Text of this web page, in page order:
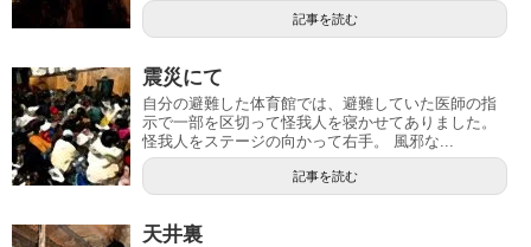
記事を読む
震災にて
自分の避難した体育館では、避難していた医師の指
示で一部を区切って怪我人を寝かせてありました。
怪我人をステージの向かって右手。 風邪な...
記事を読む
天井裏